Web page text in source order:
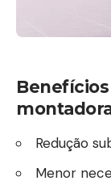
Redução
Menor